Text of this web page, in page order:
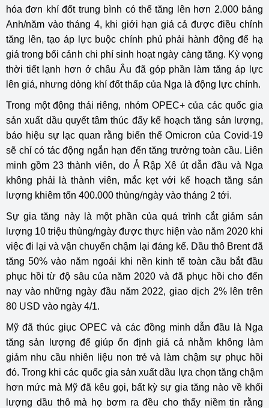
hóa đơn khí đốt trung bình có thể tăng lên hơn 2.000 bảng
Anh/năm vào tháng 4, khi giới hạn giá cả được điều chỉnh
tăng lên, tạo áp lực buộc chính phủ phải hành động để hạ
giá trong bối cảnh chi phí sinh hoạt ngày càng tăng. Kỳ vọng
thời tiết lạnh hơn ở châu Âu đã góp phần làm tăng áp lực
lên giá, nhưng dòng khí đốt thấp của Nga là động lực chính.
Trong một động thái riêng, nhóm OPEC+ của các quốc gia
sản xuất dầu quyết tâm thúc đẩy kế hoạch tăng sản lượng,
báo hiệu sự lạc quan rằng biến thể Omicron của Covid-19
sẽ chỉ có tác động ngắn hạn đến tăng trưởng toàn cầu. Liên
minh gồm 23 thành viên, do Ả Rập Xê út dẫn đầu và Nga
không phải là thành viên, mắc kẹt với kế hoạch tăng sản
lượng khiêm tốn 400.000 thùng/ngày vào tháng 2 tới.
Sự gia tăng này là một phần của quá trình cắt giảm sản
lượng 10 triệu thùng/ngày được thực hiện vào năm 2020 khi
việc đi lại và vận chuyển chậm lại đáng kể. Dầu thô Brent đã
tăng 50% vào năm ngoái khi nền kinh tế toàn cầu bắt đầu
phục hồi từ độ sâu của năm 2020 và đã phục hồi cho đến
nay vào những ngày đầu năm 2022, giao dịch 2% lên trên
80 USD vào ngày 4/1.
Mỹ đã thúc giục OPEC và các đồng minh dẫn đầu là Nga
tăng sản lượng để giúp ổn định giá cả nhằm không làm
giảm nhu cầu nhiên liệu non trẻ và làm chậm sự phục hồi
đó. Trong khi các quốc gia sản xuất dầu lựa chọn tăng chậm
hơn mức mà Mỹ đã kêu gọi, bất kỳ sự gia tăng nào về khối
lượng dầu thô mà họ bơm ra đều cho thấy niềm tin rằng